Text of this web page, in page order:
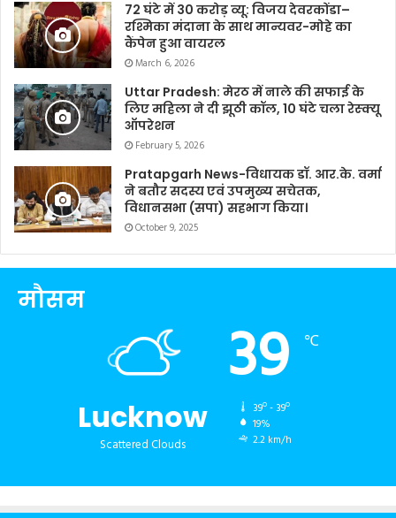
72 घंटे में 30 करोड़ व्यू: विजय देवरकोंडा–
रश्मिका मंदाना के साथ मान्यवर-मोहे का
कैंपेन हुआ वायरल
March 6, 2026
Uttar Pradesh: मेरठ में नाले की सफाई के
लिए महिला ने दी झूठी कॉल, 10 घंटे चला रेस्क्यू
ऑपरेशन
February 5, 2026
Pratapgarh News-विधायक डॉ. आर.के. वर्मा
ने बतौर सदस्य एवं उपमुख्य सचेतक,
विधानसभा (सपा) सहभाग किया।
October 9, 2025
मौसम
Lucknow
Scattered Clouds
39 ℃
39º - 39º
19%
2.2 km/h